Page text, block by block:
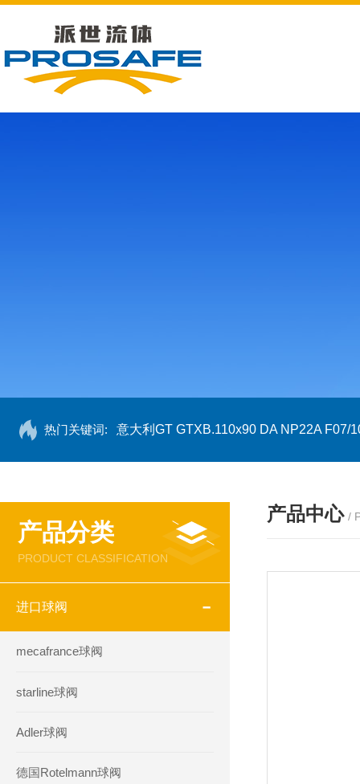
热门关键词: 意大利GT GTXB.110x90 DA NP22A F07/
产品分类
PRODUCT CLASSIFICATION
进口球阀
mecafrance球阀
starline球阀
Adler球阀
德国Rotelmann球阀
产品中心 /